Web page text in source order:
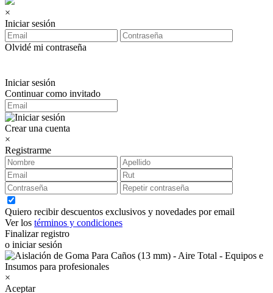
×
Iniciar sesión
Olvidé mi contraseña
Iniciar sesión
Continuar como invitado
Crear una cuenta
×
Registrarme
Quiero recibir descuentos exclusivos y novedades por email
Ver los términos y condiciones
Finalizar registro
o iniciar sesión
×
Aceptar